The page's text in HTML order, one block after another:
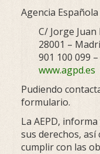
Agencia
C/ Jorge Juan
28001 –
901 100 099
www.agpd.es
Pudiendo
formulario.
La AEPD,
sus derechos,
cumplir con las